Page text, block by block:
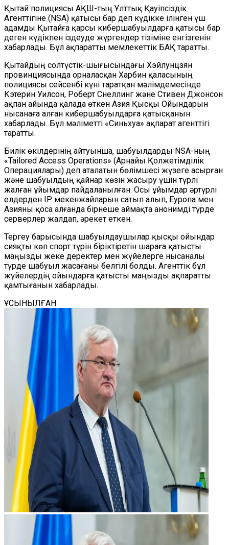
Қытай полициясы АҚШ-тың Ұлттық Қауіпсіздік
Агенттігіне (NSA) қатысы бар деп күдікке ілінген үш
адамды Қытайға қарсы кибершабуылдарға қатысы бар
деген күдікпен іздеуде жүргендер тізіміне енгізгенін
хабарлады. Бұл ақпаратты мемлекеттік БАҚ таратты.
Қытайдың солтүстік-шығысындағы Хэйлунцзян
провинциясында орналасқан Харбин қаласының
полициясы сейсенбі күні таратқан мәлімдемесінде
Кэтерин Уилсон, Роберт Снеллинг және Стивен Джонсон
ақпан айында қалада өткен Азия Қысқы Ойындарын
нысанаға алған кибершабуылдарға қатысқанын
хабарлады. Бұл мәліметті «Синьхуа» ақпарат агенттігі
таратты.
Билік өкілдерінің айтуынша, шабуылдарды NSA-ның
«Tailored Access Operations» (Арнайы Қолжетімділік
Операциялары) деп аталатын бөлімшесі жүзеге асырған
және шабуылдың қайнар көзін жасыру үшін түрлі
жалған ұйымдар пайдаланылған. Осы ұйымдар әртүрлі
елдерден IP мекенжайларын сатып алып, Еуропа мен
Азияны қоса алғанда бірнеше аймақта анонимді түрде
серверлер жалдап, әрекет еткен.
Тергеу барысында шабуылдаушылар қысқы ойындар
сияқты көп спорт түрін біріктіретін шараға қатысты
маңызды жеке деректер мен жүйелерге нысаналы
түрде шабуыл жасағаны белгілі болды. Агенттік бұл
жүйелердің ойындарға қатысты маңызды ақпаратты
қамтығанын хабарлады.
ҰСЫНЫЛҒАН